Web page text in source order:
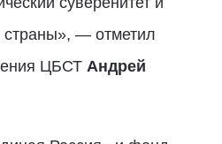
страны», — отметил
ЦБСТ Андрей